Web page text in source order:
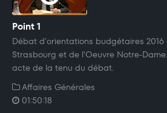
Point 1
Débat d'orientations budgétaires 2016
Strasbourg et de l'Oeuvre Notre-
acte de la tenu du débat.
Affaires Générales
01:50:18